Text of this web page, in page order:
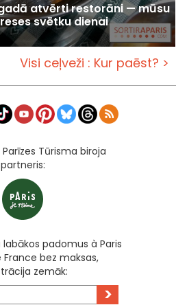
atvērti restorāni — mūsu
svētku dienai
Visi ceļveži : Kur paēst? >
Parīzes Tūrisma biroja
partneris:
padomus à Paris
bez maksas,
zemāk:
>